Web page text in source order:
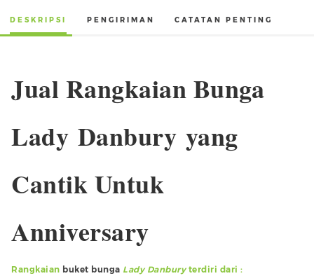
DESKRIPSI PENGIRIMAN CATATAN PENTING
Jual Rangkaian Bunga
Lady Danbury yang
Cantik Untuk
Anniversary
Rangkaian buket bunga Lady Danburyterdiri dari :